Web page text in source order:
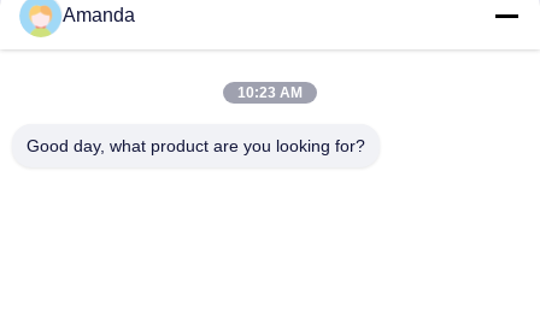
0086-15556982932
Ηλεκτρονικό Ταχυδρομείο
Amanda
10:23 AM
Good day, what product are you looking for?